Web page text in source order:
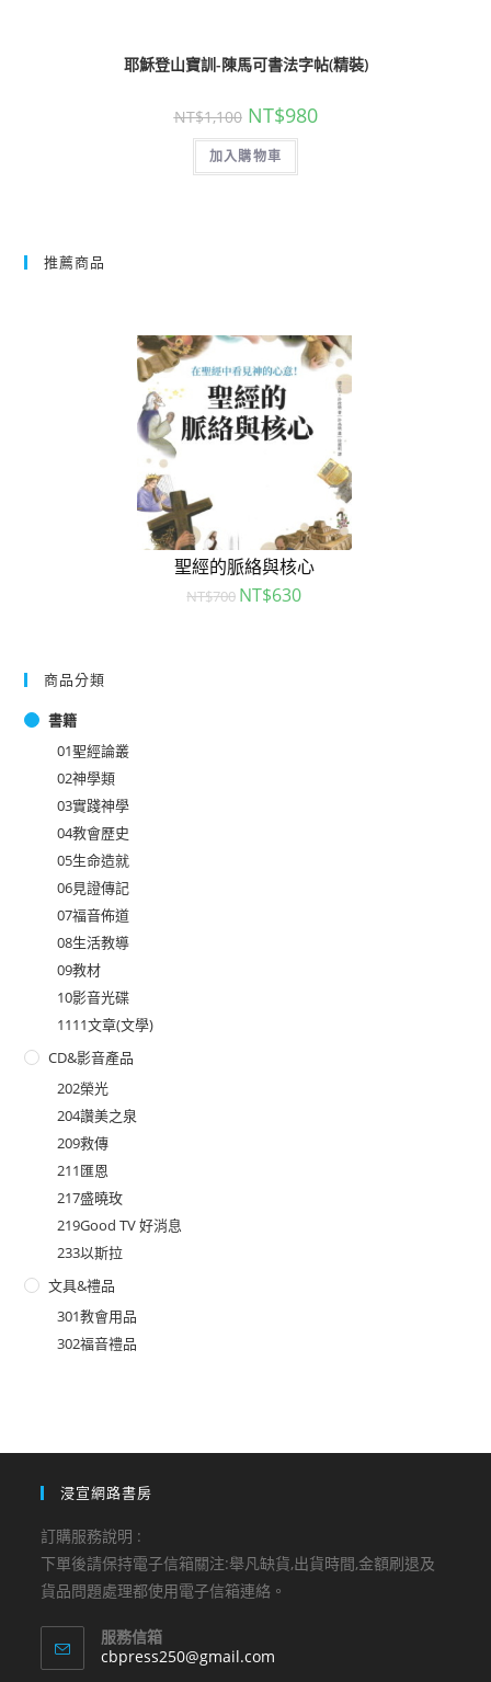
耶穌登山寶訓-陳馬可書法字帖(精裝)
NT$1,100 NT$980
加入購物車
推薦商品
聖經的脈絡與核心
NT$700 NT$630
商品分類
書籍
01聖經論叢
02神學類
03實踐神學
04教會歷史
05生命造就
06見證傳記
07福音佈道
08生活教導
09教材
10影音光碟
1111文章(文學)
CD&影音產品
202榮光
204讚美之泉
209救傳
211匯恩
217盛曉玫
219Good TV 好消息
233以斯拉
文具&禮品
301教會用品
302福音禮品
浸宣網路書房
訂購服務說明 :
下單後請保持電子信箱關注:舉凡缺貨,出貨時間,金額刷退及
貨品問題處理都使用電子信箱連絡。
服務信箱
cbpress250@gmail.com